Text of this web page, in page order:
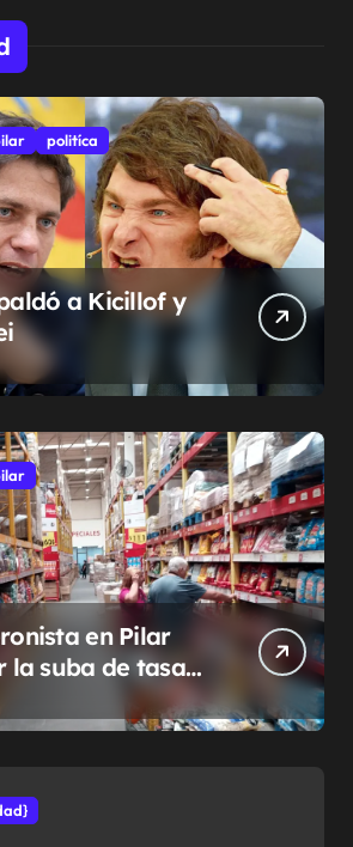
politíca
a Kicillof y
en Pilar
suba de tasas